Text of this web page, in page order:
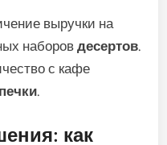
выручки на
наборовдесертов.
с кафе
.
как